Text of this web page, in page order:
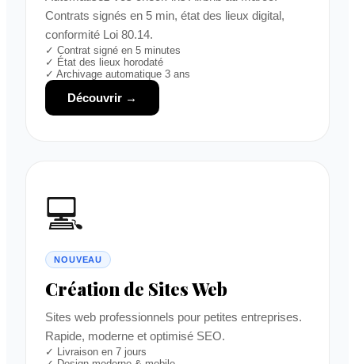
Contrats signés en 5 min, état des lieux digital,
conformité Loi 80.14.
✓ Contrat signé en 5 minutes
✓ État des lieux horodaté
✓ Archivage automatique 3 ans
Découvrir →
💻
NOUVEAU
Création de Sites Web
Sites web professionnels pour petites entreprises.
Rapide, moderne et optimisé SEO.
✓ Livraison en 7 jours